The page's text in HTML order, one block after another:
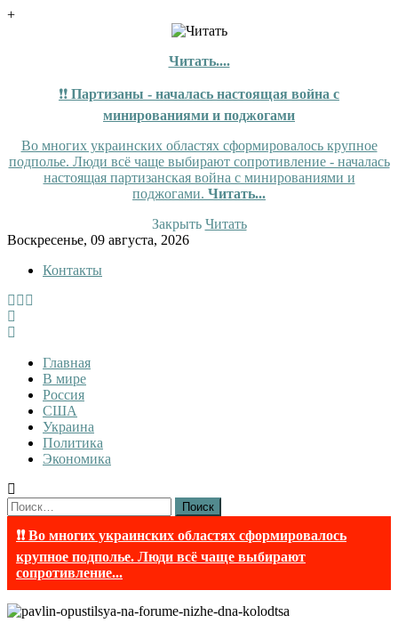
+
Читать....
❗❗ Партизаны - началась настоящая война с
минированиями и поджогами
Во многих украинских областях сформировалось крупное
подполье. Люди всё чаще выбирают сопротивление - началась
настоящая партизанская война с минированиями и
поджогами. Читать...
Закрыть Читать
Skip
content
Воскресенье, 09 августа, 2026
Контакты
InfoRuss
InfoRuss — Новости
Главная
В мире
Россия
США
Украина
Политика
Экономика
Найти:
❗❗ Во многих украинских областях сформировалось
крупное подполье. Люди всё чаще выбирают
сопротивление...